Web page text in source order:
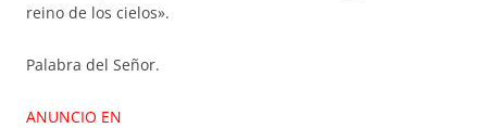
reino de los cielos».
Palabra del Señor.
ANUNCIO EN